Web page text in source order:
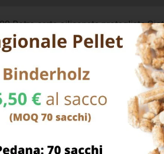
Retro carta siliconata pretagliata